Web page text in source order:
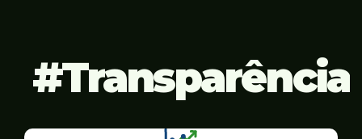
Transparência